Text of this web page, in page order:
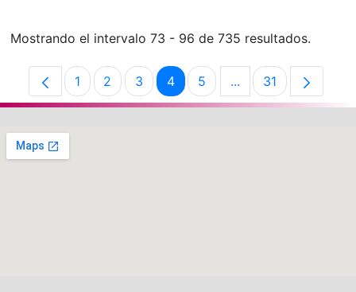
Mostrando el intervalo 73 - 96 de 735 resultados.
Página
1 Página
2 Página
3 Página
4 Página
5 ...PáginasPágina
31